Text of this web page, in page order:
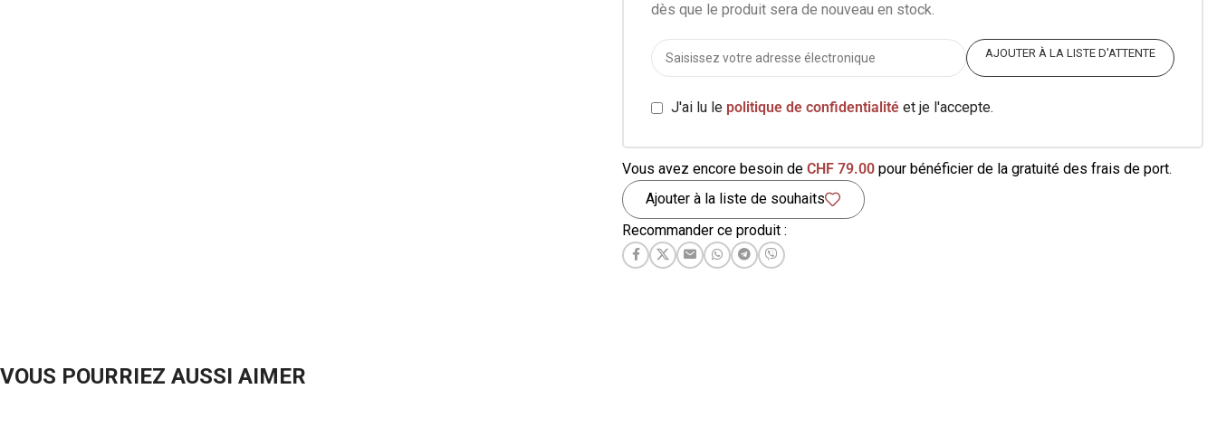
dès que le produit sera de nouveau en stock.
AJOUTER À LA LISTE D'ATTENTE
J'ai lu le politique de confidentialité et je l'accepte.
Vous avez encore besoin deCHF 79.00 pour bénéficier de la gratuité des frais de port.
Ajouter à la liste de souhaits
Recommander ce produit :
VOUS POURRIEZ AUSSI AIMER